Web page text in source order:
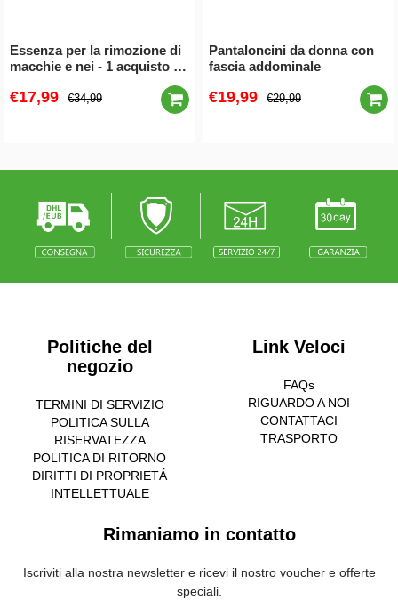
Essenza per la rimozione di
macchie e nei - 1 acquisto e
€17,99 €34,99
Pantaloncini da donna con
fascia addominale
€19,99 €29,99
Politiche del
negozio
TERMINI DI SERVIZIO
POLITICA SULLA
RISERVATEZZA
POLITICA DI RITORNO
DIRITTI DI PROPRIETÁ
INTELLETTUALE
Link Veloci
FAQs
RIGUARDO A NOI
CONTATTACI
TRASPORTO
Rimaniamo in contatto
Iscriviti alla nostra newsletter e ricevi il nostro voucher e offerte
speciali.